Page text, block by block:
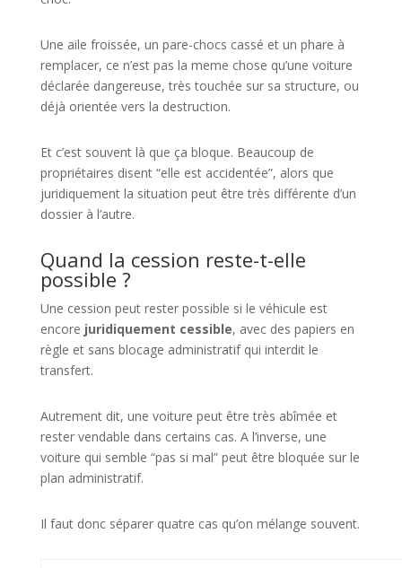
Une aile froissée, un pare-chocs cassé et un phare à
remplacer, ce n’est pas la meme chose qu’une voiture
déclarée dangereuse, très touchée sur sa structure, ou
déjà orientée vers la destruction.
Et c’est souvent là que ça bloque. Beaucoup de
propriétaires disent “elle est accidentée”, alors que
juridiquement la situation peut être très différente d’un
dossier à l’autre.
Quand la cession reste-t-elle
possible ?
Une cession peut rester possible si le véhicule est
encore juridiquement cessible, avec des papiers en
règle et sans blocage administratif qui interdit le
transfert.
Autrement dit, une voiture peut être très abîmée et
rester vendable dans certains cas. A l’inverse, une
voiture qui semble “pas si mal” peut être bloquée sur le
plan administratif.
Il faut donc séparer quatre cas qu’on mélange souvent.